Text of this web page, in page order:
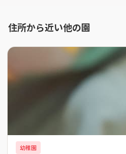
住所から近い他の園
幼稚園